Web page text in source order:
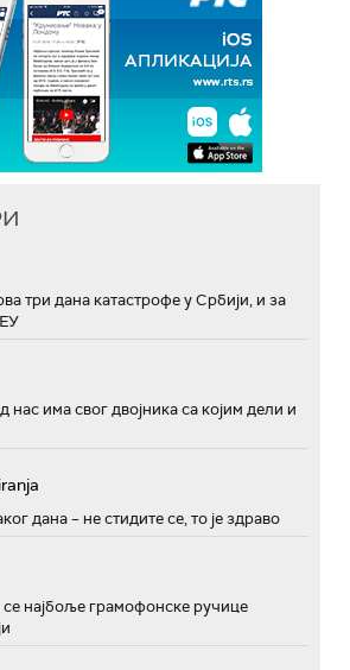
три дана катастрофе у Србији, и за
нас има свог двојника са којим дели и
дана – не стидите се, то је здраво
најбоље грамофонске ручице